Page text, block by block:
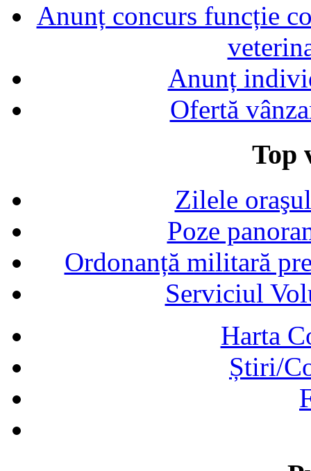
Anunț concurs funcție
Anunț
Ofertă
Top
Zilele
Poze
Ordonanță militară
Serviciul
Harta
Știri/